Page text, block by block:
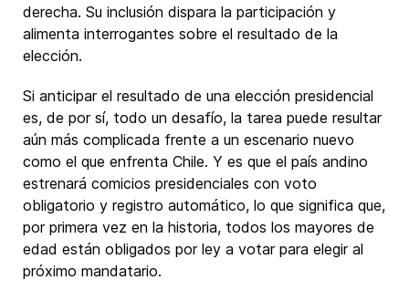
derecha. Su inclusión dispara la participación y
alimenta interrogantes sobre el resultado de la
elección.
Si anticipar el resultado de una elección presidencial
es, de por sí, todo un desafío, la tarea puede resultar
aún más complicada frente a un escenario nuevo
como el que enfrenta Chile. Y es que el país andino
estrenará comicios presidenciales con voto
obligatorio y registro automático, lo que significa que,
por primera vez en la historia, todos los mayores de
edad están obligados por ley a votar para elegir al
próximo mandatario.